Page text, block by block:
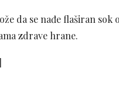
da se nađe flaširan
zdrave hrane.